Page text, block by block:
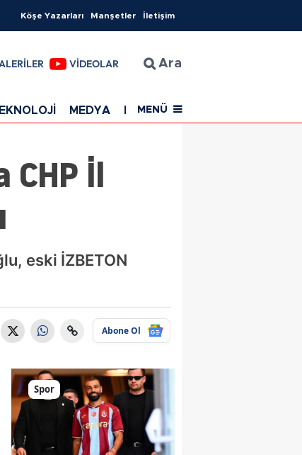
Köşe Yazarları Manşetler İletişim
VİDEOLAR Ara
MEDYA EĞİTİM SAĞLIK
MENÜ
İl
eski İZBETON
Abone Ol
Spor